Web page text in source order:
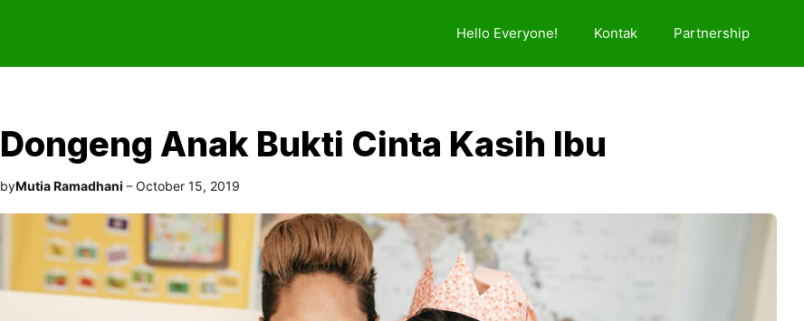
Hello Everyone! Kontak Partnership
Dongeng Anak Bukti Cinta Kasih Ibu
byMutia Ramadhani October 15, 2019